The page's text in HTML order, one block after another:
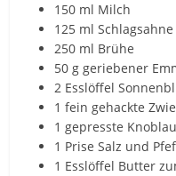
150 ml Milch
125 ml Schlagsahne
250 ml Brühe
50 g geriebener
2 Esslöffel
1 fein gehackte
1 gepresste
1 Prise Salz und
1 Esslöffel Butter